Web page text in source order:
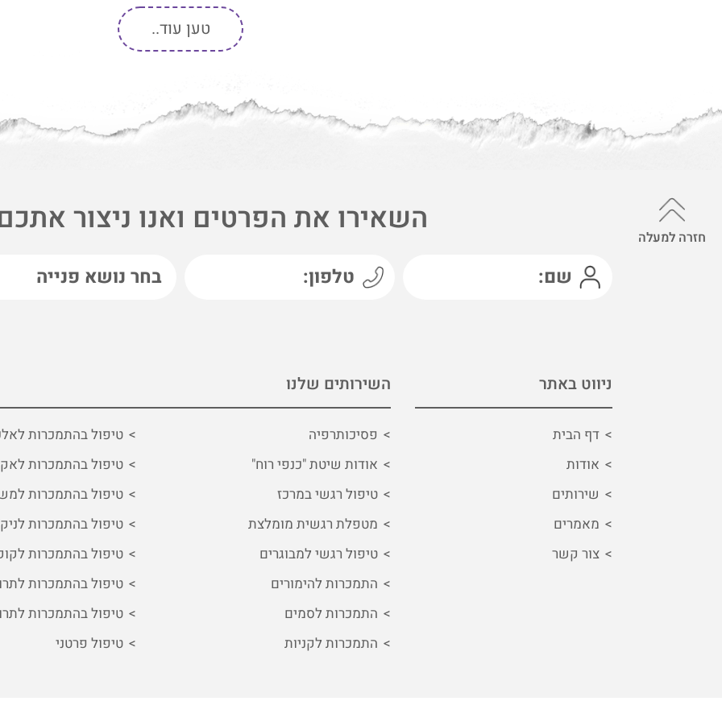
טען עוד..
חזרה למעלה השאירו את הפרטים ואנו ניצור
ניווט באתר
דף הבית
אודות
שירותים
מאמרים
צור קשר
השירותים שלנו
פסיכותרפיה
אודות שיטת "כנפי רוח"
טיפול רגשי במרכז
מטפלת רגשית מומלצת
טיפול רגשי למבוגרים
התמכרות להימורים
התמכרות לסמים
התמכרות לקניות
טיפול בהתמכרות
טיפול בהתמכרות
טיפול בהתמכרות
טיפול בהתמכרות
טיפול בהתמכרות
טיפול בהתמכרות
טיפול בהתמכרות
טיפול פרטני